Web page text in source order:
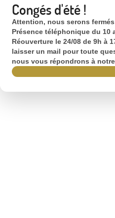
Congés d'été !
Attention, nous serons fermés
Présence téléphonique du 10
Réouverture le 24/08 de 9h à
laisser un mail pour toute
nous vous répondrons à